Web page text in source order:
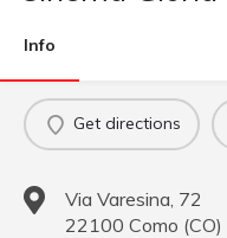
Info
Get directions
Via Varesina, 72
22100 Como (CO)